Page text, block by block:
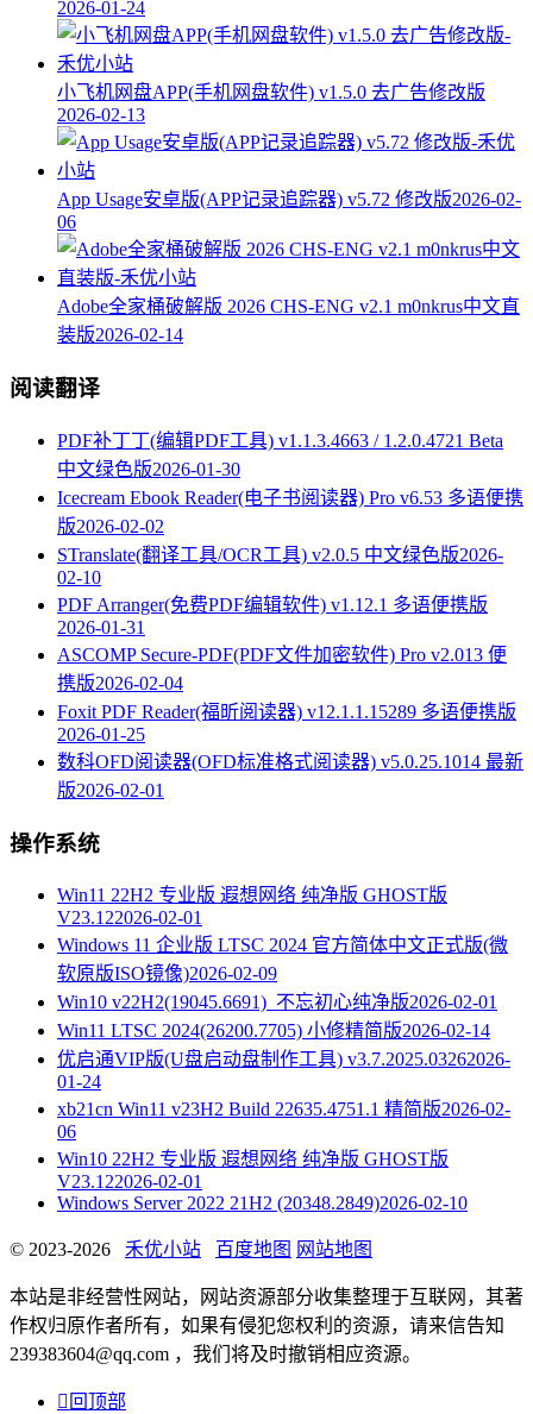
2026-01-24
小飞机网盘APP(手机网盘软件) v1.5.0 去广告修改版
2026-02-13
App Usage安卓版(APP记录追踪器) v5.72 修改版2026-02-
06
Adobe全家桶破解版 2026 CHS-ENG v2.1 m0nkrus中文直
装版2026-02-14
阅读翻译
PDF补丁丁(编辑PDF工具) v1.1.3.4663 / 1.2.0.4721 Beta
中文绿色版2026-01-30
Icecream Ebook Reader(电子书阅读器) Pro v6.53 多语便携
版2026-02-02
STranslate(翻译工具/OCR工具) v2.0.5 中文绿色版2026-
02-10
PDF Arranger(免费PDF编辑软件) v1.12.1 多语便携版
2026-01-31
ASCOMP Secure-PDF(PDF文件加密软件) Pro v2.013 便
携版2026-02-04
Foxit PDF Reader(福昕阅读器) v12.1.1.15289 多语便携版
2026-01-25
数科OFD阅读器(OFD标准格式阅读器) v5.0.25.1014 最新
版2026-02-01
操作系统
Win11 22H2 专业版 遐想网络 纯净版 GHOST版
V23.122026-02-01
Windows 11 企业版 LTSC 2024 官方简体中文正式版(微
软原版ISO镜像)2026-02-09
Win10 v22H2(19045.6691)_不忘初心纯净版2026-02-01
Win11 LTSC 2024(26200.7705) 小修精简版2026-02-14
优启通VIP版(U盘启动盘制作工具) v3.7.2025.03262026-
01-24
xb21cn Win11 v23H2 Build 22635.4751.1 精简版2026-02-
06
Win10 22H2 专业版 遐想网络 纯净版 GHOST版
V23.122026-02-01
Windows Server 2022 21H2 (20348.2849)2026-02-10
© 2023-2026 禾优小站 百度地图 网站地图
本站是非经营性网站，网站资源部分收集整理于互联网，其著
作权归原作者所有，如果有侵犯您权利的资源，请来信告知
239383604@qq.com ，我们将及时撤销相应资源。
 回顶部